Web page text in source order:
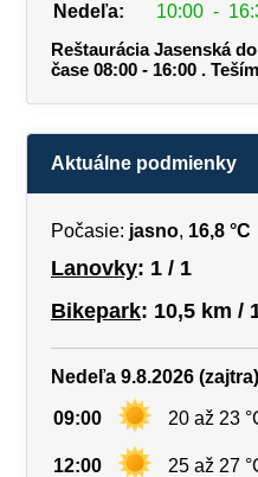
Nedeľa:
10:00 -
Reštaurácia Jasenská
čase 08:00 - 16:00 .
Aktuálne podmienky
Počasie: jasno, 16,8 °C
Lanovky: 1 / 1
Bikepark: 10,5 km /
Nedeľa 9.8.2026 (zajtra)
09:00 20 až 23
12:00 25 až 27